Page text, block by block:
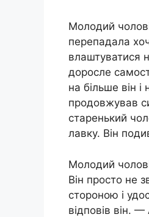
Молодий
перепадала
влаштуватися
доросле
на більше він
продовжував
старенький
лавку. Він
Молодий
Він просто не
стороною і
відповів він.